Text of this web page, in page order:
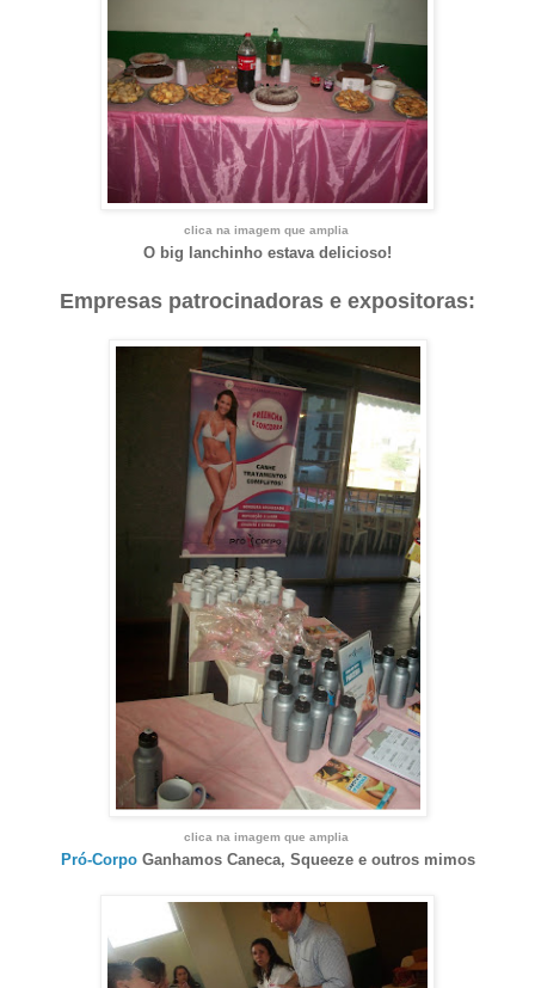
clica na imagem que amplia
O big lanchinho estava delicioso!
Empresas patrocinadoras e expositoras:
clica na imagem que amplia
Pró-CorpoGanhamos Caneca, Squeeze e outros mimos